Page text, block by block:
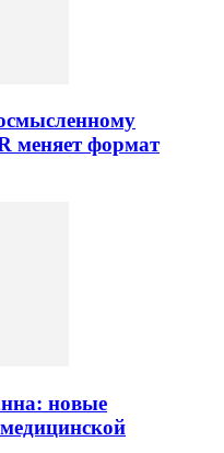
меняет формат
новые